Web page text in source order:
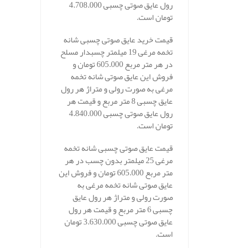
رول عایق صوتی چسبی 4.708.000
تومان است.
قیمت خرید عایق صوتی چسبی شانه
تخمه مرغی 19 میلمتر چسبدار مسلح
در هر متر مربع 605.000 تومان و
فروش این عایق صوتی شانه تخمه
مرغی به صورت رولی و متراژ هر رول
عایق چسبی 8 متر مربع و قیمت هر
رول عایق صوتی چسبی 4.840.000
تومان است.
قیمت عایق صوتی چسبی شانه تخمه
مرغی 25 میلمتر بدون چسب در هر
متر مربع 605.000 تومان و فروش این
عایق صوتی شانه تخمه مرغی به
صورت رولی و متراژ هر رول عایق
چسبی 6 متر مربع و قیمت هر رول
عایق صوتی چسبی 3.630.000 تومان
است.